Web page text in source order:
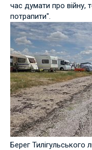
час думати про війну,
потрапити".
Берег Тилігульського